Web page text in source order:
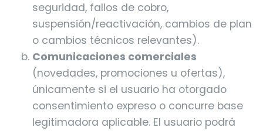
seguridad, fallos de cobro,
suspensión/reactivación, cambios de plan
o cambios técnicos relevantes).
Comunicaciones comerciales
(novedades, promociones u ofertas),
únicamente si el usuario ha otorgado
consentimiento expreso o concurre base
legitimadora aplicable. El usuario podrá